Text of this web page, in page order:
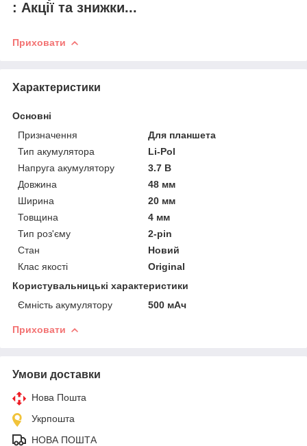
: Акції та знижки...
Приховати
Характеристики
Основні
Призначення
Для планшета
Тип акумулятора
Li-Pol
Напруга акумулятору
3.7 В
Довжина
48 мм
Ширина
20 мм
Товщина
4 мм
Тип роз'єму
2-pin
Стан
Новий
Клас якості
Original
Користувальницькі характеристики
Ємність акумулятору
500 мАч
Приховати
Умови доставки
Нова Пошта
Укрпошта
НОВА ПОШТА